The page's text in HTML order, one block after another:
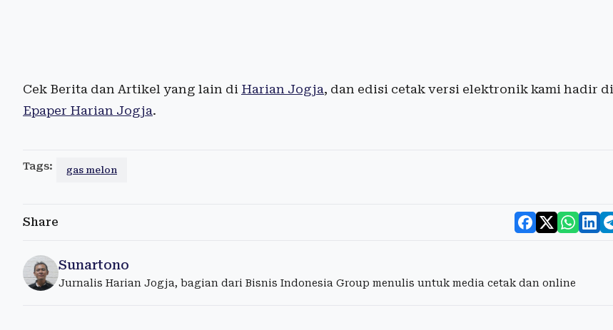
Cek Berita dan Artikel yang lain di Harian Jogja, dan edisi cetak versi elektronik kami hadir di
Epaper Harian Jogja.
Tags: gas melon
Share
Sunartono
Jurnalis Harian Jogja, bagian dari Bisnis Indonesia Group menulis untuk media cetak dan online